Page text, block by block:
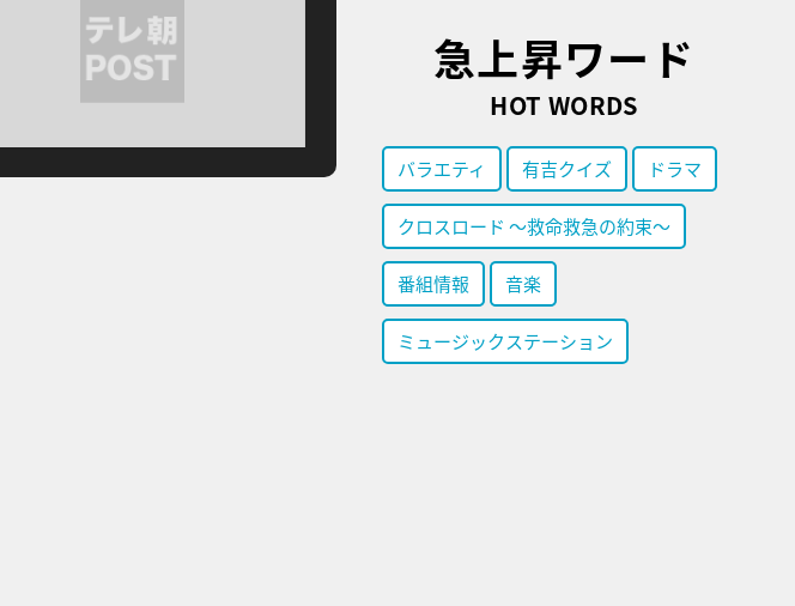
急上昇ワード
HOT WORDS
バラエティ 有吉クイズ ドラマ
クロスロード ～救命救急の約束～
番組情報 音楽
ミュージックステーション